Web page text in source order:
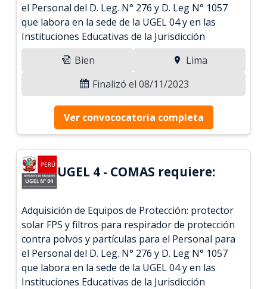
el Personal del D. Leg. N° 276 y D. Leg N° 1057
que labora en la sede de la UGEL 04 y en las
Instituciones Educativas de la Jurisdicción
Bien
Lima
Finalizó el 08/11/2023
Ver convococatoria completa
UGEL 4 - COMAS requiere:
Adquisición de Equipos de Protección: protector
solar FPS y filtros para respirador de protección
contra polvos y partículas para el Personal para
el Personal del D. Leg. N° 276 y D. Leg N° 1057
que labora en la sede de la UGEL 04 y en las
Instituciones Educativas de la Jurisdicción